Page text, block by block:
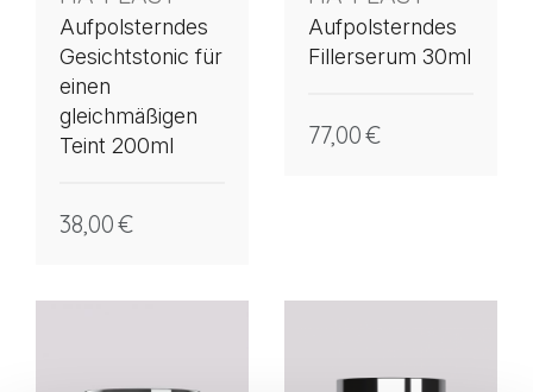
Aufpolsterndes
Gesichtstonic für
einen
gleichmäßigen
Teint 200ml
38,00€
Aufpolsterndes
Fillerserum 30ml
77,00€